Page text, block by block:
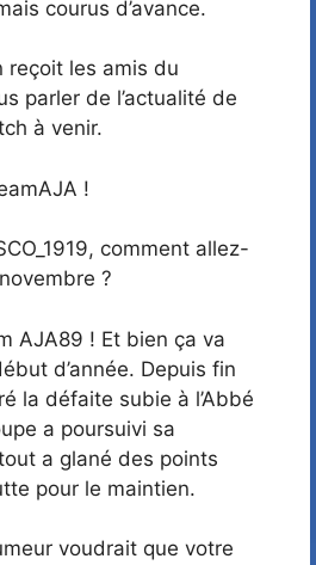
courus d’avance.
reçoit les amis du
parler de l’actualité de
à venir.
!
comment allez-
?
AJA89 ! Et bien ça va
d’année. Depuis fin
la défaite subie à l’Abbé
a poursuivi sa
a glané des points
pour le maintien.
voudrait que votre